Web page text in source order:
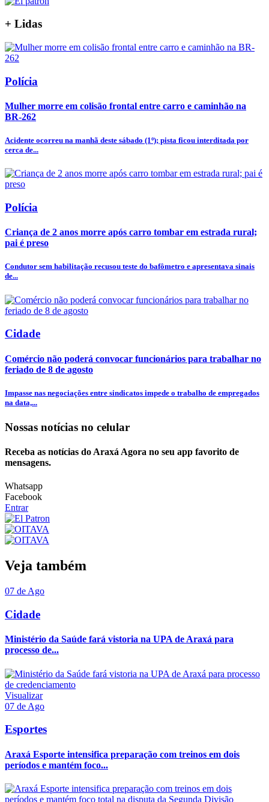
+ Lidas
Polícia
Mulher morre em colisão frontal entre carro e caminhão na
BR-262
Acidente ocorreu na manhã deste sábado (1º); pista ficou interditada por
cerca de...
Polícia
Criança de 2 anos morre após carro tombar em estrada rural;
pai é preso
Condutor sem habilitação recusou teste do bafômetro e apresentava sinais
de...
Cidade
Comércio não poderá convocar funcionários para trabalhar no
feriado de 8 de agosto
Impasse nas negociações entre sindicatos impede o trabalho de empregados
na data,...
Nossas notícias no celular
Receba as notícias do Araxá Agora no seu app favorito de
mensagens.
Whatsapp
Facebook
Entrar
Veja também
07 de Ago
Cidade
Ministério da Saúde fará vistoria na UPA de Araxá para
processo de...
Visualizar
07 de Ago
Esportes
Araxá Esporte intensifica preparação com treinos em dois
períodos e mantém foco...